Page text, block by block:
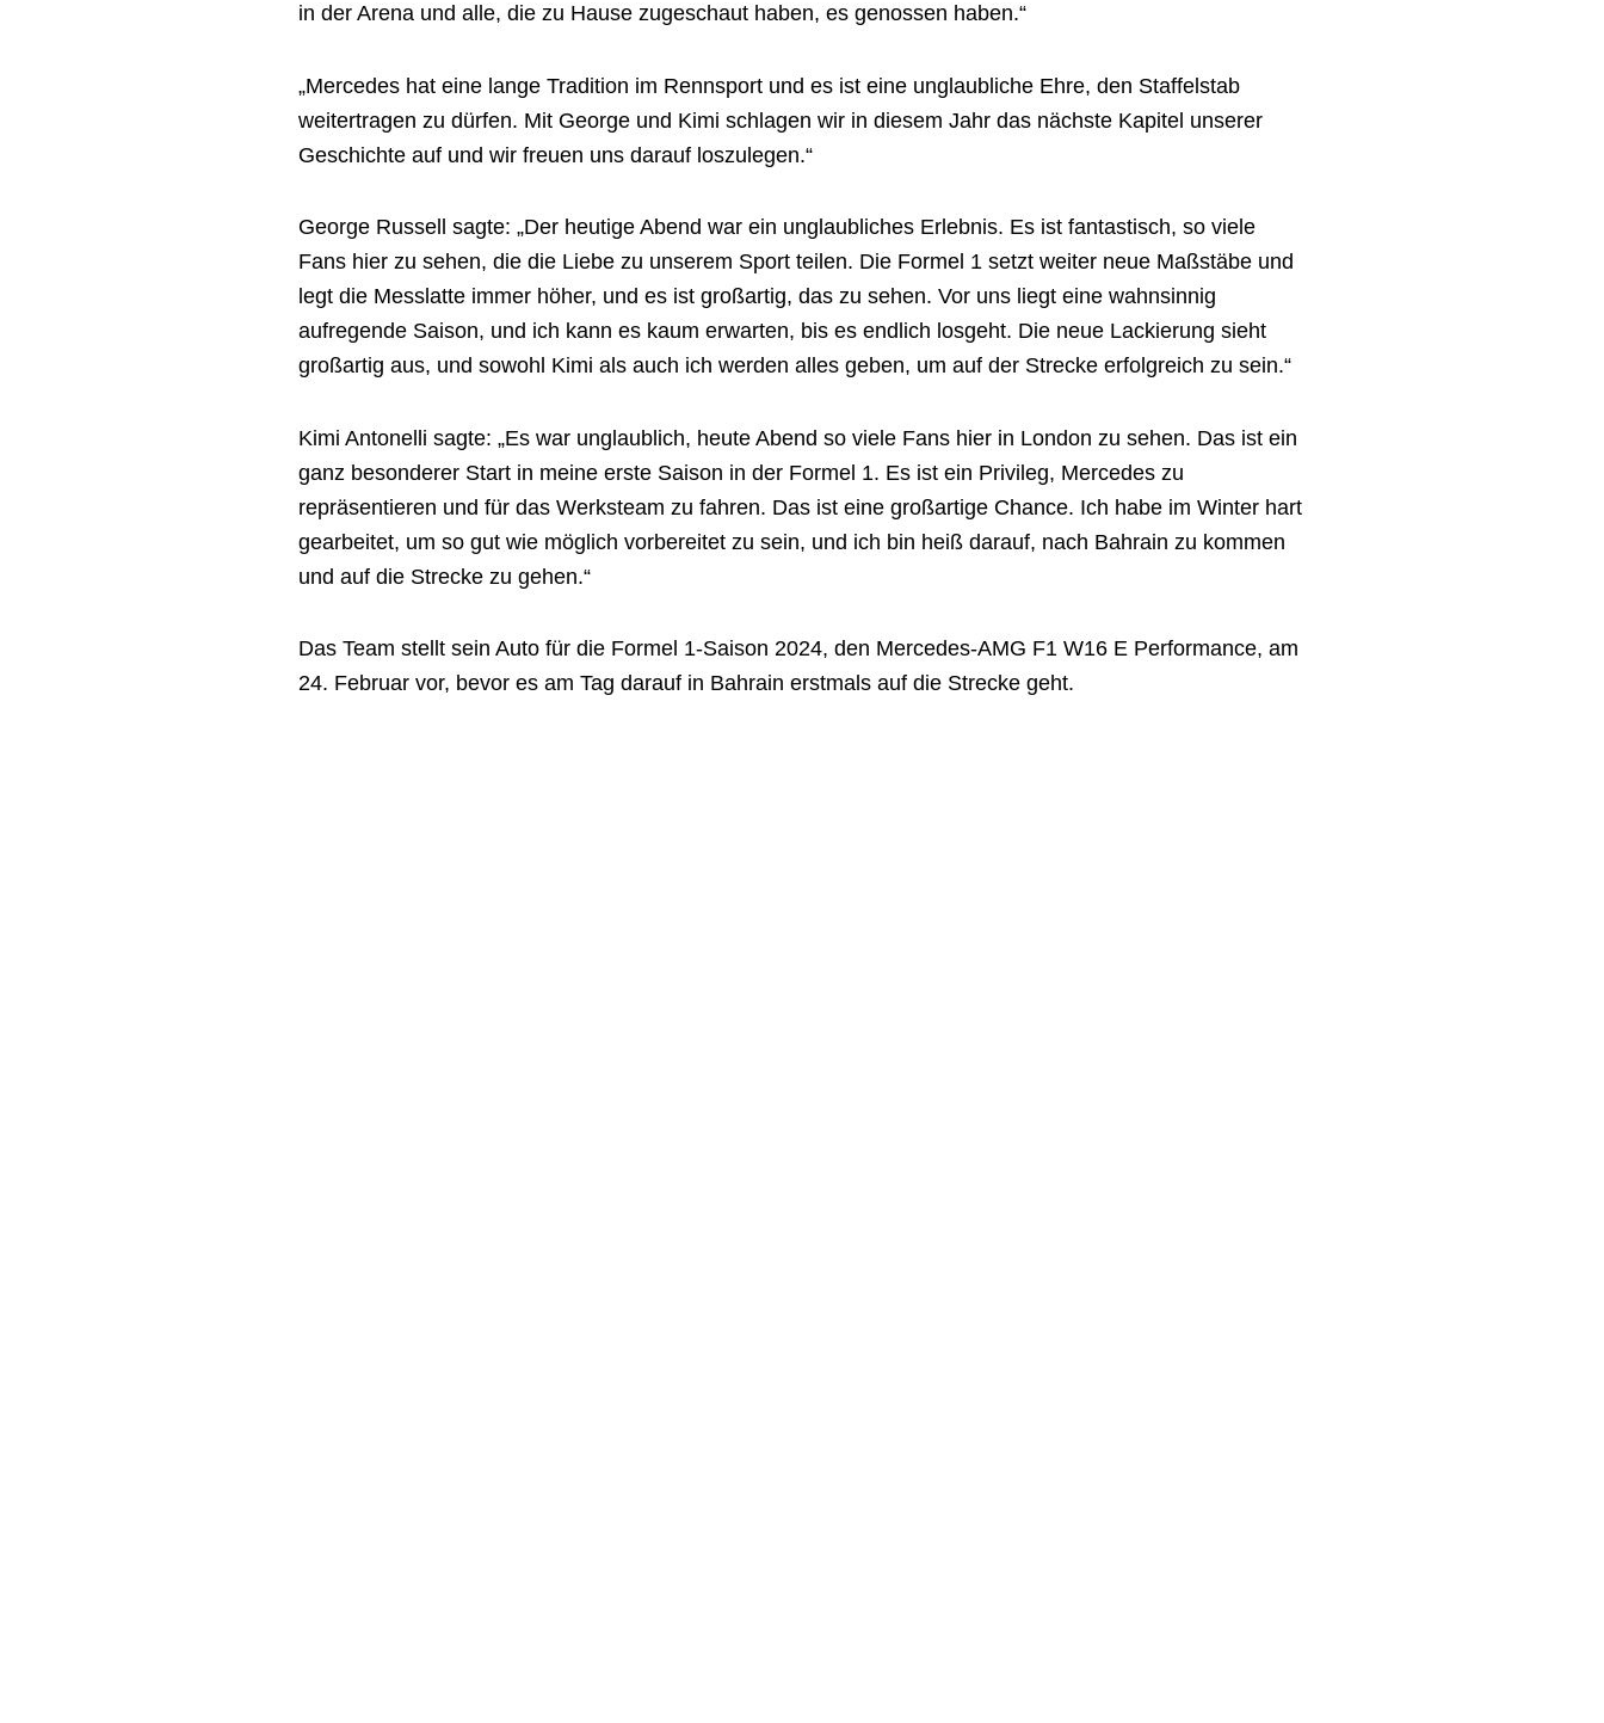
in der Arena und alle, die zu Hause zugeschaut haben, es genossen haben.“
„Mercedes hat eine lange Tradition im Rennsport und es ist eine unglaubliche Ehre, den Staffelstab
weitertragen zu dürfen. Mit George und Kimi schlagen wir in diesem Jahr das nächste Kapitel unserer
Geschichte auf und wir freuen uns darauf loszulegen.“
George Russell sagte: „Der heutige Abend war ein unglaubliches Erlebnis. Es ist fantastisch, so viele
Fans hier zu sehen, die die Liebe zu unserem Sport teilen. Die Formel 1 setzt weiter neue Maßstäbe und
legt die Messlatte immer höher, und es ist großartig, das zu sehen. Vor uns liegt eine wahnsinnig
aufregende Saison, und ich kann es kaum erwarten, bis es endlich losgeht. Die neue Lackierung sieht
großartig aus, und sowohl Kimi als auch ich werden alles geben, um auf der Strecke erfolgreich zu sein.“
Kimi Antonelli sagte: „Es war unglaublich, heute Abend so viele Fans hier in London zu sehen. Das ist ein
ganz besonderer Start in meine erste Saison in der Formel 1. Es ist ein Privileg, Mercedes zu
repräsentieren und für das Werksteam zu fahren. Das ist eine großartige Chance. Ich habe im Winter hart
gearbeitet, um so gut wie möglich vorbereitet zu sein, und ich bin heiß darauf, nach Bahrain zu kommen
und auf die Strecke zu gehen.“
Das Team stellt sein Auto für die Formel 1-Saison 2024, den Mercedes-AMG F1 W16 E Performance, am
24. Februar vor, bevor es am Tag darauf in Bahrain erstmals auf die Strecke geht.